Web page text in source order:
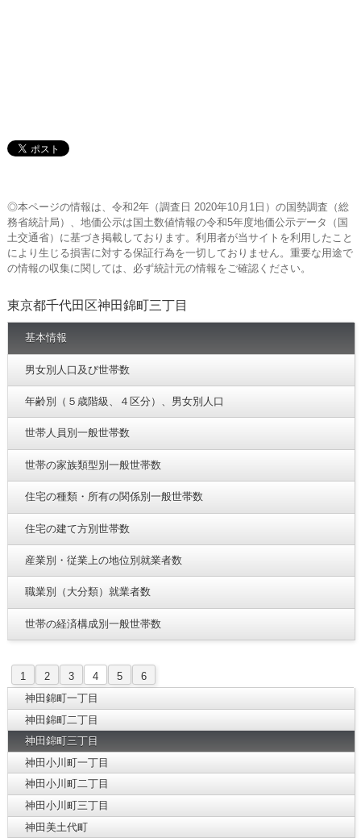
◎本ページの情報は、令和2年（調査日 2020年10月1日）の国勢調査（総
務省統計局）、地価公示は国土数値情報の令和5年度地価公示データ（国
土交通省）に基づき掲載しております。利用者が当サイトを利用したこと
により生じる損害に対する保証行為を一切しておりません。重要な用途で
の情報の収集に関しては、必ず統計元の情報をご確認ください。
東京都千代田区神田錦町三丁目
基本情報
男女別人口及び世帯数
年齢別（５歳階級、４区分）、男女別人口
世帯人員別一般世帯数
世帯の家族類型別一般世帯数
住宅の種類・所有の関係別一般世帯数
住宅の建て方別世帯数
産業別・従業上の地位別就業者数
職業別（大分類）就業者数
世帯の経済構成別一般世帯数
1 2 3 4 5
6
神田錦町一丁目
神田錦町二丁目
神田錦町三丁目
神田小川町一丁目
神田小川町二丁目
神田小川町三丁目
神田美土代町